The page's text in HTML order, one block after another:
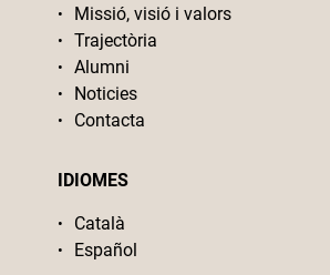
Missió, visió i valors
Trajectòria
Alumni
Noticies
Contacta
IDIOMES
Català
Español